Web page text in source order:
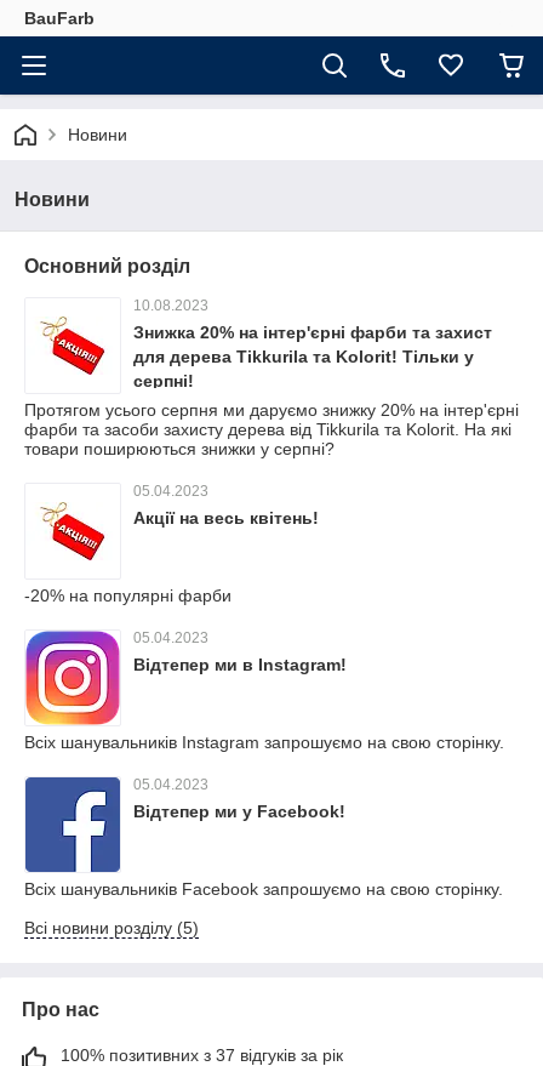
BauFarb
Новини
Новини
Основний розділ
10.08.2023
Знижка 20% на інтер'єрні фарби та захист
для дерева Tikkurila та Kolorit! Тільки у
серпні!
Протягом усього серпня ми даруємо знижку 20% на інтер'єрні
фарби та засоби захисту дерева від Tikkurila та Kolorit. На які
товари поширюються знижки у серпні?
05.04.2023
Акції на весь квітень!
-20% на популярні фарби
05.04.2023
Відтепер ми в Instagram!
Всіх шанувальників Instagram запрошуємо на свою сторінку.
05.04.2023
Відтепер ми у Facebook!
Всіх шанувальників Facebook запрошуємо на свою сторінку.
Всі новини розділу (5)
Про нас
100% позитивних з 37 відгуків за рік